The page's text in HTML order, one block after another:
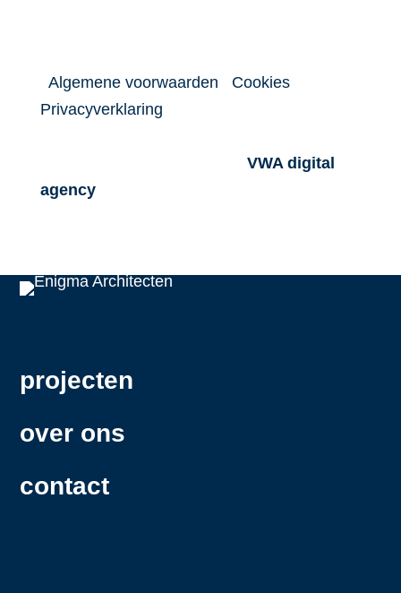
Algemene voorwaarden Cookies|
Privacyverklaring
VWA digital
agency
projecten
over ons
contact